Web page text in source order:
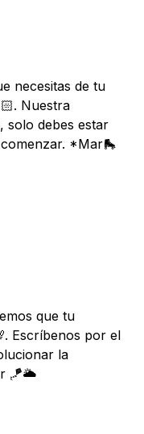
necesitas de tu
Nuestra
solo debes estar
*Mar🛼
que tu
Escríbenos por el
la
🪁🌥️